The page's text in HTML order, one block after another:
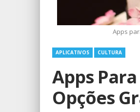
Apps
APLICATIVOS CULTURA
Apps
Opções